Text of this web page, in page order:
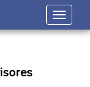
Toggle